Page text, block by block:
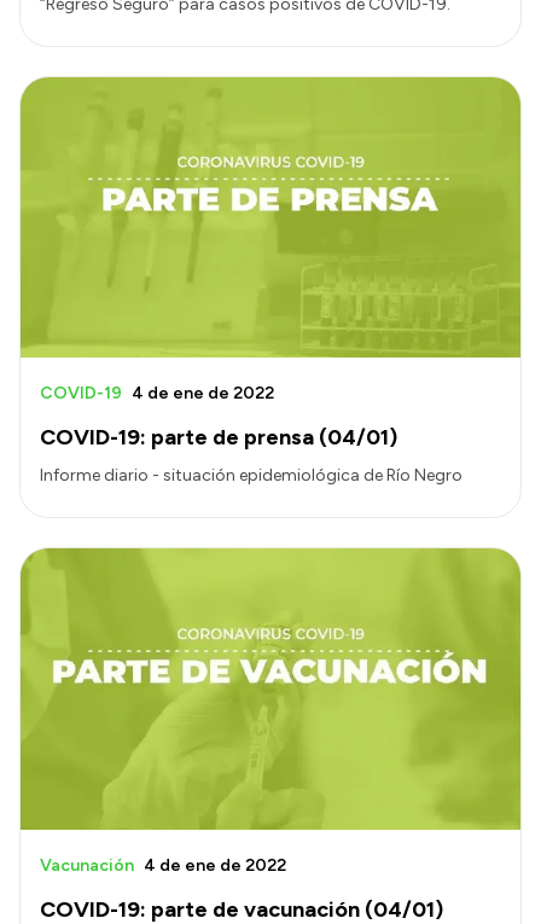
COVID-19: parte de prensa (04/01)
COVID-19 4 de ene de 2022
Informe diario - situación epidemiológica de Río Negro
COVID-19: parte de vacunación (04/01)
Vacunación 4 de ene de 2022